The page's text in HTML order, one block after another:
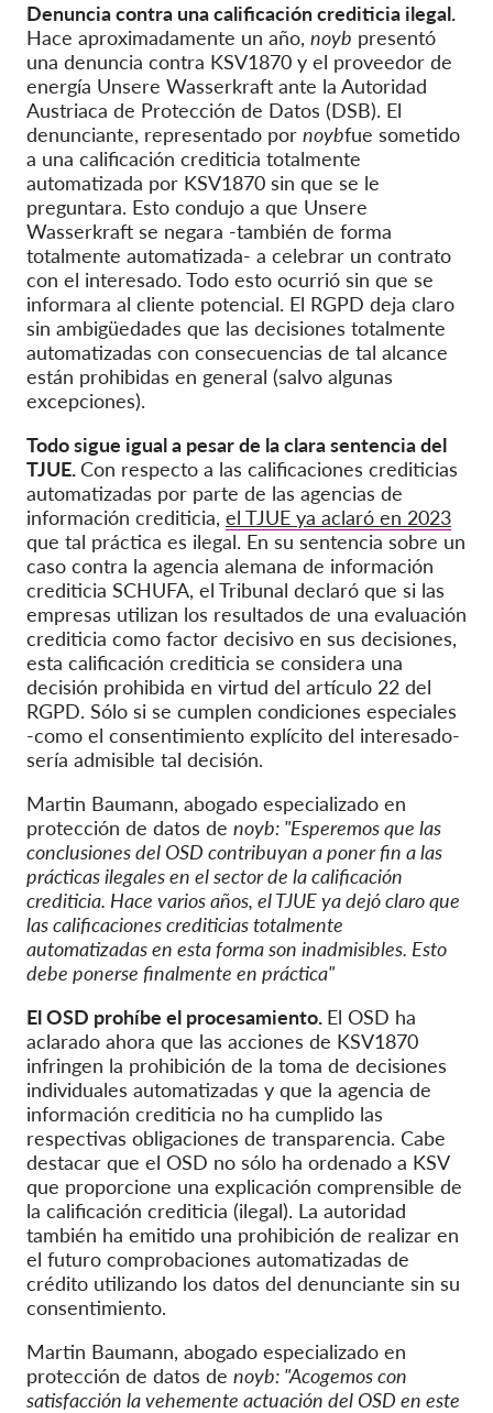
Denuncia contra una calificación crediticia ilegal.
Hace aproximadamente un año, noyb presentó
una denuncia contra KSV1870 y el proveedor de
energía Unsere Wasserkraft ante la Autoridad
Austriaca de Protección de Datos (DSB). El
denunciante, representado por noybfue sometido
a una calificación crediticia totalmente
automatizada por KSV1870 sin que se le
preguntara. Esto condujo a que Unsere
Wasserkraft se negara -también de forma
totalmente automatizada- a celebrar un contrato
con el interesado. Todo esto ocurrió sin que se
informara al cliente potencial. El RGPD deja claro
sin ambigüedades que las decisiones totalmente
automatizadas con consecuencias de tal alcance
están prohibidas en general (salvo algunas
excepciones).
Todo sigue igual a pesar de la clara sentencia del
TJUE.Con respecto a las calificaciones crediticias
automatizadas por parte de las agencias de
información crediticia, el TJUE ya aclaró en 2023
que tal práctica es ilegal. En su sentencia sobre un
caso contra la agencia alemana de información
crediticia SCHUFA, el Tribunal declaró que si las
empresas utilizan los resultados de una evaluación
crediticia como factor decisivo en sus decisiones,
esta calificación crediticia se considera una
decisión prohibida en virtud del artículo 22 del
RGPD. Sólo si se cumplen condiciones especiales
-como el consentimiento explícito del interesado-
sería admisible tal decisión.
Martin Baumann, abogado especializado en
protección de datos de noyb: "Esperemos que las
conclusiones del OSD contribuyan a poner fin a las
prácticas ilegales en el sector de la calificación
crediticia. Hace varios años, el TJUE ya dejó claro que
las calificaciones crediticias totalmente
automatizadas en esta forma son inadmisibles. Esto
debe ponerse finalmente en práctica"
El OSD prohíbe el procesamiento. El OSD ha
aclarado ahora que las acciones de KSV1870
infringen la prohibición de la toma de decisiones
individuales automatizadas y que la agencia de
información crediticia no ha cumplido las
respectivas obligaciones de transparencia. Cabe
destacar que el OSD no sólo ha ordenado a KSV
que proporcione una explicación comprensible de
la calificación crediticia (ilegal). La autoridad
también ha emitido una prohibición de realizar en
el futuro comprobaciones automatizadas de
crédito utilizando los datos del denunciante sin su
consentimiento.
Martin Baumann, abogado especializado en
protección de datos de noyb: "Acogemos con
satisfacción la vehemente actuación del OSD en este